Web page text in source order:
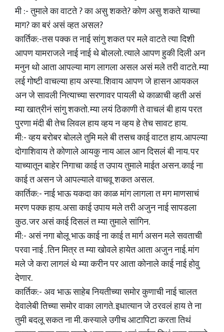
मी :- तुमाले का वाटते ? का असु शकते? कोण असु शकते याच्या
माग? का बरं असं व्हत असल?
कार्तिक:-तस पक्क त नाई सांगु शकत पर मले वाटते त्या दिशी
आपण यामराजले नाई नाई थे बोललो. त्याले आपण हुकी दिली अन
मनुन थो आता आपल्या माग लागला असल असं मले तरी वाटते. म्या
लई गोष्टी वाचल्या हाय अस्या. शिवाय आपण जे हासन आयकल
अन जे सावली नित्याच्या सरणावर पायली थे काळाची व्हती असं
म्या खात्रीनं सांगु शकतो. म्या लयं ठिकाणी ते वाचलं बी हाय परत
पुरणा मंदी बी तेच लिवल हाय व्हय न व्हय हे तेच सावट हाय.
मी:- व्हय बरोबर बोलले तुमि मले बी तसच काई वाटत हाय. आपल्या
दोगाशिवाय ते कोणाले आयकु नाय आल आन दिसलं बी नाय. पर
याच्यातून बाहेर निगाचा काई त उपाय तुमाले माईत असन. काई ना
काई त असन जे आपल्याले वाचवू शकत असल.
कार्तिक:- नाई भाऊ यकदा का काळ मांग लागला त मग माणसाचं
मरण पक्क हाय. असा काई उपाय मले तरी अजुन नाई सापडला
कुठ. जर असं काई दिसलं त म्या तुमाले सांगिन.
मी:- असं नगा बोलू भाऊ काई ना काई त मार्ग असन मले सवताची
परवा नाई . तिन मित्र त म्या खोवले हायेत आता अजुन नाई. मांग
मले जे करा लागलं थे म्या करीन पर आता कोनाले काई नाई होवु
देणार.
कार्तिक:- अव भाऊ साहेब नियतीच्या समोर कुणाची नाई चालत
देवालेबी तिच्या समोर वाका लागते. इधात्यान जे ठरवलं हाय ते ना
तुमी बदलू सकत ना मी. कस्याले उगीच आटापिटा करता तिथं